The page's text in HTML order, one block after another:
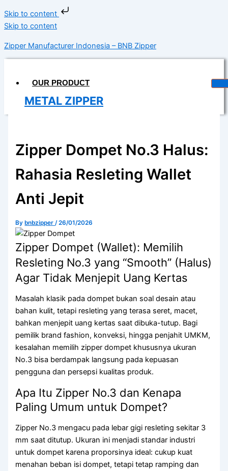
Skip to content
Skip to content
Zipper Manufacturer Indonesia – BNB Zipper
OUR PRODUCT
METAL ZIPPER
COIL ZIPPER
INVISIBLE ZIPPER
WATERPROOF ZIPPER
MAGIC TAPE
LONGCHAIN
SLIDER
SPUN POLYESTER
WEBBING
ELASTIK
EYELET
ACCESSORIES
ABOUT US
CONTACT US
X
Zipper Dompet No.3 Halus:
Rahasia Resleting Wallet
Anti Jepit
Bybnbzipper/26/01/2026
Zipper Dompet (Wallet): Memilih
Resleting No.3 yang “Smooth” (Halus)
Agar Tidak Menjepit Uang Kertas
Masalah klasik pada dompet bukan soal desain atau
bahan kulit, tetapi resleting yang terasa seret, macet,
bahkan menjepit uang kertas saat dibuka-tutup. Bagi
pemilik brand fashion, konveksi, hingga penjahit UMKM,
kesalahan memilih zipper dompet khususnya ukuran
No.3 bisa berdampak langsung pada kepuasan
pengguna dan persepsi kualitas produk.
Apa Itu Zipper No.3 dan Kenapa
Paling Umum untuk Dompet?
Zipper No.3 mengacu pada lebar gigi resleting sekitar 3
mm saat ditutup. Ukuran ini menjadi standar industri
untuk dompet karena proporsinya ideal: cukup kuat
menahan beban isi dompet, tetapi tetap ramping dan